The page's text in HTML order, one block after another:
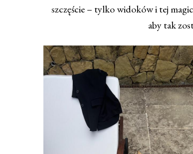
szczęście – tylko widoków i tej
aby tak